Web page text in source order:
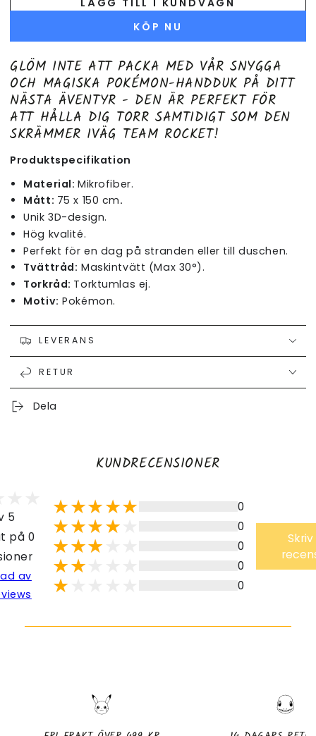
KÖP NU
GLÖM INTE ATT PACKA MED VÅR SNYGGA
OCH MAGISKA POKÉMON-HANDDUK PÅ DITT
NÄSTA ÄVENTYR - DEN ÄR PERFEKT FÖR
ATT HÅLLA DIG TORR SAMTIDIGT SOM DEN
SKRÄMMER IVÄG TEAM ROCKET!
Produktspecifikation
Material: Mikrofiber.
Mått: 75 x 150 cm.
Unik 3D-design.
Hög kvalité.
Perfekt för en dag på stranden eller till duschen.
Tvättråd: Maskintvätt (Max 30°).
Torkråd: Torktumlas ej.
Motiv: Pokémon.
LEVERANS
RETUR
Dela
KUNDRECENSIONER
5
på 0
av
0
0
0
0
0